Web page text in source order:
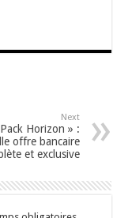
Next
Horizon » :
offre bancaire
et exclusive